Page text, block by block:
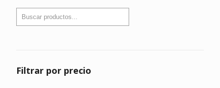
Filtrar por precio